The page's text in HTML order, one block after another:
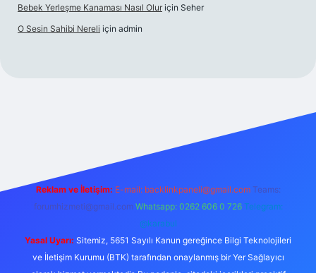
Bebek Yerleşme Kanaması Nasıl Olur için Seher
O Sesin Sahibi Nereli için admin
Reklam ve İletişim: E-mail: backlinkpaneli@gmail.com Teams:
forumhizmeti@gmail.com Whatsapp: 0262 606 0 726 Telegram:
@karabul
Yasal Uyarı: Sitemiz, 5651 Sayılı Kanun gereğince Bilgi Teknolojileri
ve İletişim Kurumu (BTK) tarafından onaylanmış bir Yer Sağlayıcı